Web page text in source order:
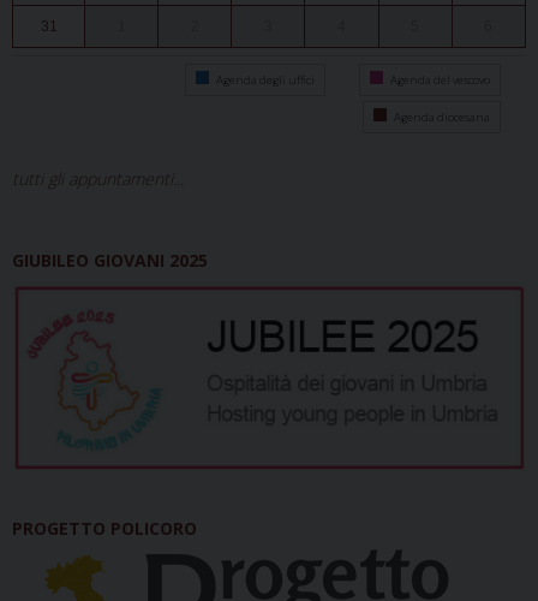
31
Agenda degli uffici Agenda del vescovo
Agenda diocesana
tutti gli appuntamenti...
GIUBILEO GIOVANI 2025
PROGETTO POLICORO